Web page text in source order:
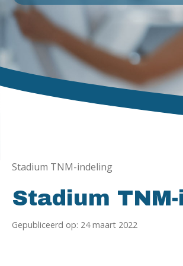
Stadium TNM-indeling
Stadium
Gepubliceerd op: 24 maart 2022